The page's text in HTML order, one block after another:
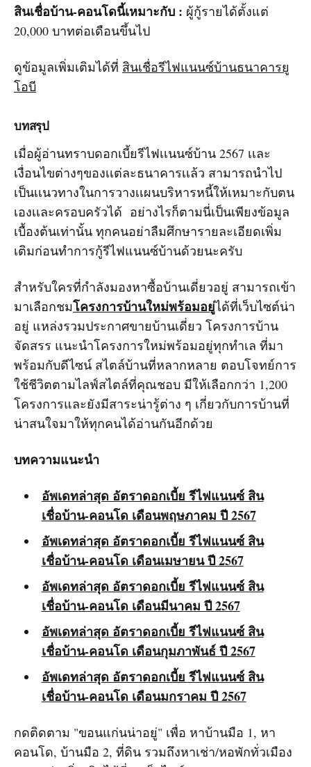
สินเชื่อบ้าน-คอนโดนี้เหมาะกับ : ผู้กู้รายได้ตั้งแต่
20,000 บาทต่อเดือนขึ้นไป
ดูข้อมูลเพิ่มเติมได้ที่ สินเชื่อรีไฟแนนซ์บ้านธนาคารยู
โอบี
บทสรุป
เมื่อผู้อ่านทราบดอกเบี้ยรีไฟเเนนซ์บ้าน 2567 เเละ
เงื่อนไขต่างๆของเเต่ละธนาคารเเล้ว สามารถนำไป
เป็นเเนวทางในการวางเเผนบริหารหนี้ให้เหมาะกับตน
เองเเละครอบครัวได้ อย่างไรก็ตามนี่เป็นเพียงข้อมูล
เบื้องต้นเท่านั้น ทุกคนอย่าลืมศึกษารายละเอียดเพิ่ม
เติมก่อนทำการกู้รีไฟแนนซ์บ้านด้วยนะครับ
สำหรับใครที่กำลังมองหาซื้อบ้านเดี่ยวอยู่ สามารถเข้า
มาเลือกชมโครงการบ้านใหม่พร้อมอยู่ได้ที่เว็บไซต์น่า
อยู่ แหล่งรวมประกาศขายบ้านเดี่ยว โครงการบ้าน
จัดสรร แนะนำโครงการใหม่พร้อมอยู่ทุกทำเล ที่มา
พร้อมกับดีไซน์ สไตล์บ้านที่หลากหลาย ตอบโจทย์การ
ใช้ชีวิตตามไลฟ์สไตล์ที่คุณชอบ มีให้เลือกกว่า 1,200
โครงการและยังมีสาระน่ารู้ต่าง ๆ เกี่ยวกับการบ้านที่
น่าสนใจมาให้ทุกคนได้อ่านกันอีกด้วย
บทความแนะนำ
อัพเดทล่าสุด อัตราดอกเบี้ย รีไฟแนนซ์ สิน
เชื่อบ้าน-คอนโด เดือนพฤษภาคม ปี 2567
อัพเดทล่าสุด อัตราดอกเบี้ย รีไฟแนนซ์ สิน
เชื่อบ้าน-คอนโด เดือนเมษายน ปี 2567
อัพเดทล่าสุด อัตราดอกเบี้ย รีไฟแนนซ์ สิน
เชื่อบ้าน-คอนโด เดือนมีนาคม ปี 2567
อัพเดทล่าสุด อัตราดอกเบี้ย รีไฟแนนซ์ สิน
เชื่อบ้าน-คอนโด เดือนกุมภาพันธ์ ปี 2567
อัพเดทล่าสุด อัตราดอกเบี้ย รีไฟแนนซ์ สิน
เชื่อบ้าน-คอนโด เดือนมกราคม ปี 2567
กดติดตาม "ขอนแก่นน่าอยู่" เพื่อ หาบ้านมือ 1, หา
คอนโด, บ้านมือ 2, ที่ดิน รวมถึงหาเช่า/หอพักทั่วเมือง